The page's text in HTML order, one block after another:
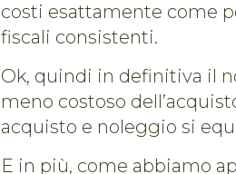
costi esattamente come
fiscali consistenti.
Ok, quindi in definitiva il
meno costoso
acquisto e noleggio si
E in più, come abbiamo